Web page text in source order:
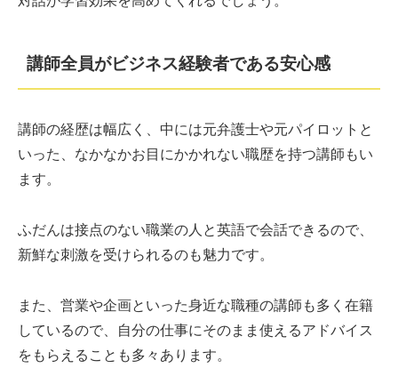
講師全員がビジネス経験者である安心感
講師の経歴は幅広く、中には元弁護士や元パイロットと
いった、なかなかお目にかかれない職歴を持つ講師もい
ます。
ふだんは接点のない職業の人と英語で会話できるので、
新鮮な刺激を受けられるのも魅力です。
また、営業や企画といった身近な職種の講師も多く在籍
しているので、自分の仕事にそのまま使えるアドバイス
をもらえることも多々あります。